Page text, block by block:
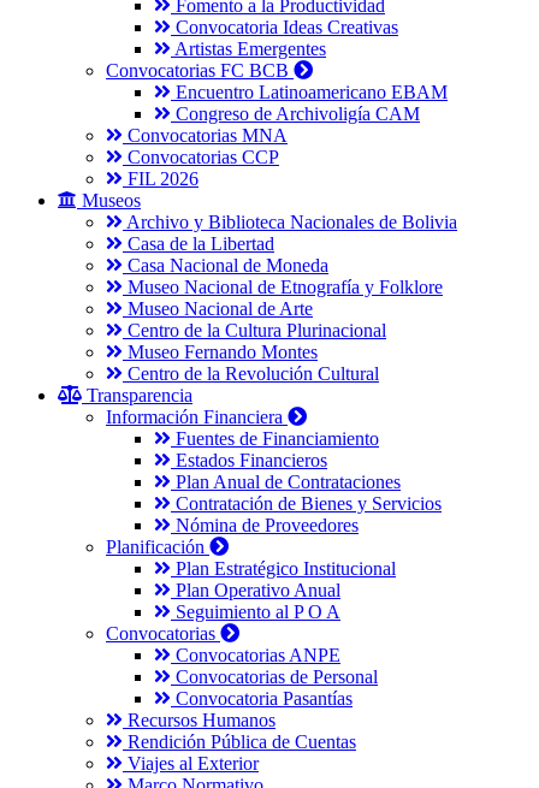
Fomento a la Productividad
Convocatoria Ideas Creativas
Artistas Emergentes
Convocatorias FC BCB
Encuentro Latinoamericano EBAM
Congreso de Archivoligía CAM
Convocatorias MNA
Convocatorias CCP
FIL 2026
Museos
Archivo y Biblioteca Nacionales de Bolivia
Casa de la Libertad
Casa Nacional de Moneda
Museo Nacional de Etnografía y Folklore
Museo Nacional de Arte
Centro de la Cultura Plurinacional
Museo Fernando Montes
Centro de la Revolución Cultural
Transparencia
Información Financiera
Fuentes de Financiamiento
Estados Financieros
Plan Anual de Contrataciones
Contratación de Bienes y Servicios
Nómina de Proveedores
Planificación
Plan Estratégico Institucional
Plan Operativo Anual
Seguimiento al P O A
Convocatorias
Convocatorias ANPE
Convocatorias de Personal
Convocatoria Pasantías
Recursos Humanos
Rendición Pública de Cuentas
Viajes al Exterior